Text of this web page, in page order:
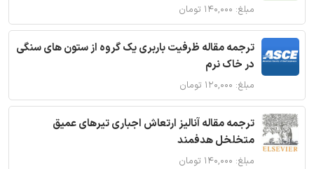
مبلغ: ۱۴۰,۰۰۰ تومان
ترجمه مقاله ظرفیت باربری یک گروه از ستون های سنگی
در خاک نرم
مبلغ: ۱۲۰,۰۰۰ تومان
ترجمه مقاله آنالیز ارتعاش اجباری تیرهای عمیق
متخلخل هدفمند
مبلغ: ۱۴۰,۰۰۰ تومان